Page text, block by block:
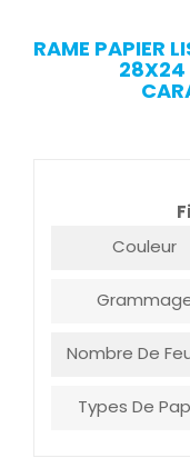
RAME PAPIER
28X24
Couleur
Nombre De
Types De